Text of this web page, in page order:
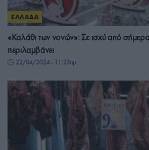
ΕΛΛΑΔΑ
«Καλάθι των νονών»: Σε ισχύ από
περιλαμβάνει
22/04/2024 - 11:23πμ